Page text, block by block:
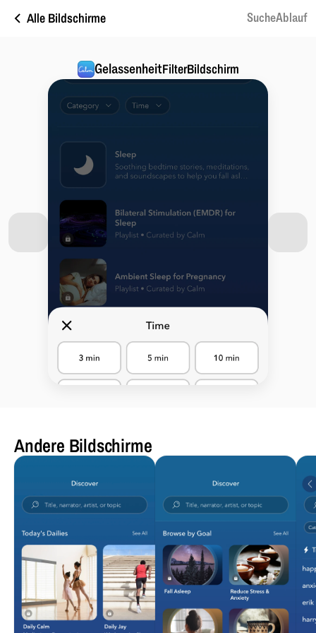
Alle Bildschirme SucheAblauf
GelassenheitFilterBildschirm
Andere Bildschirme